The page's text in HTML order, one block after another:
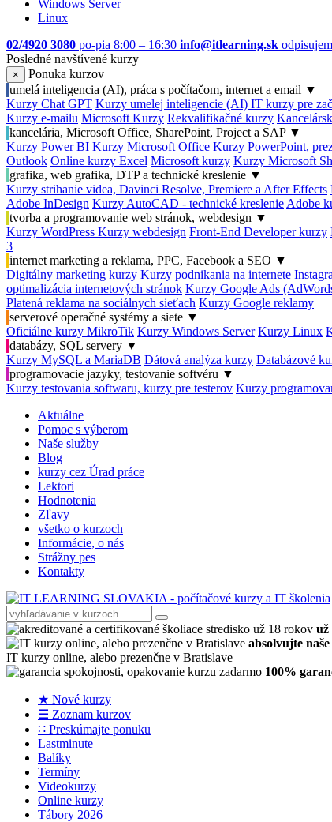
Windows Server
Linux
02/4920 3080 po-pia 8:00 – 16:30 info@itlearning.sk
Posledné navštívené kurzy
×
Ponuka kurzov
umelá inteligencia (AI), práca s počítačom, internet a email ▼
Kurzy Chat GPT Kurzy umelej inteligencie (AI) IT kurzy pre
Kurzy e-mailu Microsoft Kurzy Rekvalifikačné kurzy
kancelária, Microsoft Office, SharePoint, Project a SAP ▼
Kurzy Power BI Kurzy Microsoft Office Kurzy PowerPoint,
Outlook Online kurzy Excel Microsoft kurzy Kurzy Microsoft
grafika, web grafika, DTP a technické kreslenie ▼
Kurzy strihanie videa, Davinci Resolve, Premiere a After Effects
Adobe InDesign Kurzy AutoCAD - technické kreslenie Adobe
tvorba a programovanie web stránok, webdesign ▼
Kurzy WordPress Kurzy webdesign Front-End Developer kurzy
3
internet marketing a reklama, PPC, Facebook a SEO ▼
Digitálny marketing kurzy Kurzy podnikania na internete
optimalizácia internetových stránok Kurzy Google Ads
Platená reklama na sociálnych sieťach Kurzy Google reklamy
serverové operačné systémy a siete ▼
Oficiálne kurzy MikroTik Kurzy Windows Server Kurzy Linux
databázy, SQL servery ▼
Kurzy MySQL a MariaDB Dátová analýza kurzy Databázové
programovacie jazyky, testovanie softvéru ▼
Kurzy testovania softwaru, kurzy pre testerov Kurzy
Aktuálne
Pomoc s výberom
Naše služby
Blog
kurzy cez Úrad práce
Lektori
Hodnotenia
Zľavy
všetko o kurzoch
Informácie, o nás
Strážny pes
Kontakty
už
absolvujte naše
IT kurzy online, alebo prezenčne v Bratislave
100%
★ Nové kurzy
☰ Zoznam kurzov
∷ Preskúmajte ponuku
Lastminute
Balíky
Termíny
Videokurzy
Online kurzy
Tábory 2026